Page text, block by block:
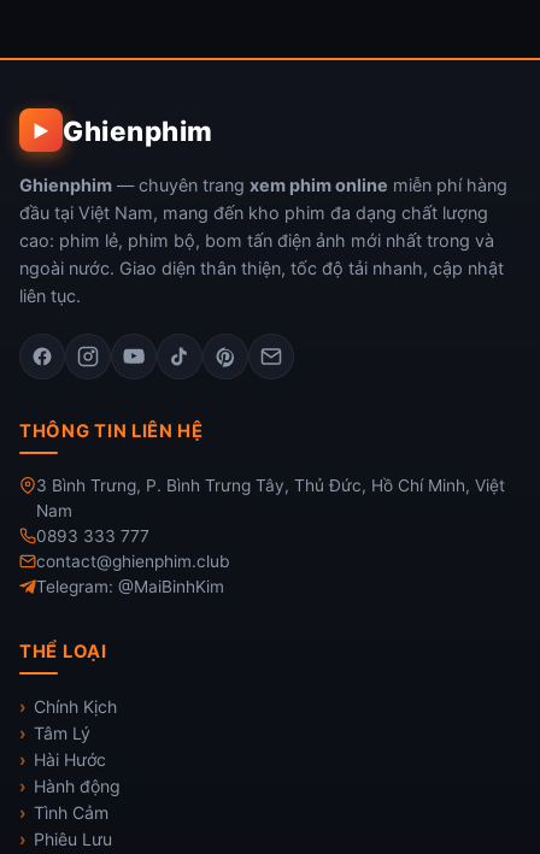
▶ Ghienphim
Ghienphim — chuyên trang xem phim online miễn phí hàng
đầu tại Việt Nam, mang đến kho phim đa dạng chất lượng
cao: phim lẻ, phim bộ, bom tấn điện ảnh mới nhất trong và
ngoài nước. Giao diện thân thiện, tốc độ tải nhanh, cập nhật
liên tục.
THÔNG TIN LIÊN HỆ
3 Bình Trưng, P. Bình Trưng Tây, Thủ Đức, Hồ Chí Minh, Việt
Nam
0893 333 777
contact@ghienphim.club
Telegram: @MaiBinhKim
THỂ LOẠI
Chính Kịch
Tâm Lý
Hài Hước
Hành động
Tình Cảm
Phiêu Lưu